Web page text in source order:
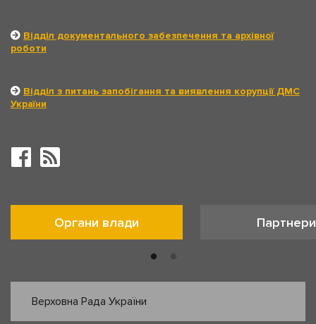
Відділ документального забезпечення та архівної
роботи
Відділ з питань запобігання та виявлення корупції ДМС
України
Органи влади Партнери
Верховна Рада України